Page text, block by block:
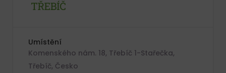
Umístění
Komenského nám. 18, Třebíč 1-Stařečka,
Třebíč, Česko